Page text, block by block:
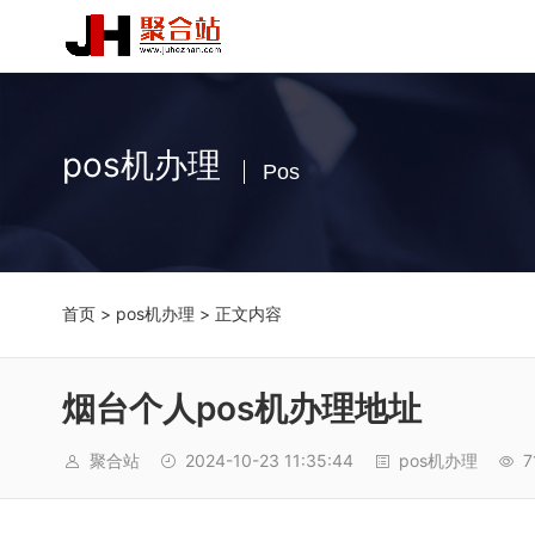
pos机办理 Pos
首页 > pos机办理 > 正文内容
烟台个人pos机办理地址
聚合站 2024-10-23 11:35:44 pos机办理